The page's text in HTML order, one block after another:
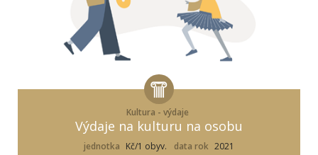
Kultura - výdaje
Výdaje na kulturu na osobu
jednotka Kč/1 obyv. data rok 2021